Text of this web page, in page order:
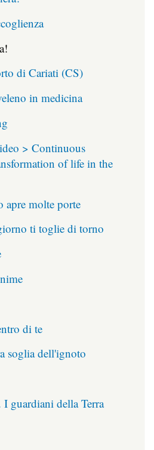
di Cariati (CS)
in medicina
> Continuous
of life in the
apre molte porte
ti toglie di torno
di te
soglia dell'ignoto
guardiani della Terra